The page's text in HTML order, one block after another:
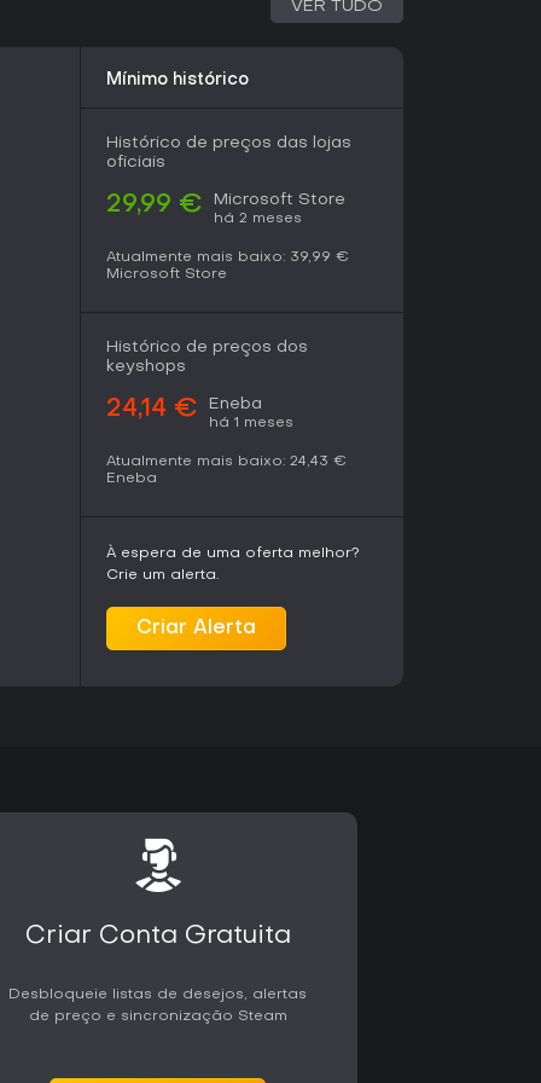
a campanha é dividida em capítulos que
poderes de tecelagem são usados para
corridas infinitas, arenas competitivas ou
o passado familiar e restaura partes do
macabra do Sul Profundo americano,
góticas da região. Hazel precisa resgatar
após o desastre, ao mesmo tempo que lida
familiar. Os encontros com criaturas
uma trilha sonora original com faixas
aventuras single-player com foco em
para Xbox Series e PC, tanto em lojas
compatíveis.
VER TUDO
Mínimo histórico
Histórico de preços das lojas
oficiais
29,99 € Microsoft Store
há 2 meses
Atualmente mais baixo: 39,99 €
Microsoft Store
Histórico de preços dos
keyshops
24,14 € Eneba
há 1 meses
Atualmente mais baixo: 24,43 €
Eneba
À espera de uma oferta melhor?
Crie um alerta.
Criar Alerta
Criar Conta Gratuita
Desbloqueie listas de desejos, alertas
de preço e sincronização Steam